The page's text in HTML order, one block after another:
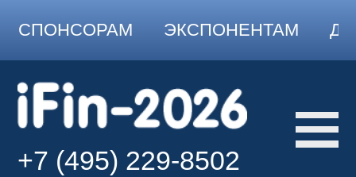
СПОНСОРАМ ЭКСПОНЕНТАМ
+7 (495) 229-8502